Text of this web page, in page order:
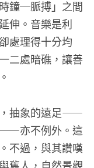
鐘─脈搏」之間
伸。音樂是利
處理得十分均
二處暗礁，讓善
，抽象的遠足——
——亦不例外。這
不過，與其讚嘆
舊人，自然景觀